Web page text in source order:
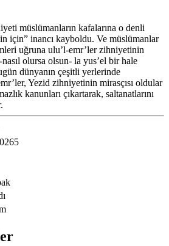
müslümanların kafalarına o denli
için” inancı kayboldu. Ve müslümanlar
uğruna ulu’l-emr’ler zihniyetinin
olursa olsun- la yus’el bir hale
dünyanın çeşitli yerlerinde
Yezid zihniyetinin mirasçısı oldular
kanunları çıkartarak, saltanatlarını